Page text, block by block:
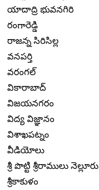
యాదాద్రి భువనగిరి
రంగారెడ్డి
రాజన్న సిరిసిల్ల
వనపర్తి
వరంగల్
వికారాబాద్
విజయనగరం
విద్య విజ్ఞానం
విశాఖపట్నం
వీడియోలు
శ్రీ పొట్టి శ్రీరాములు నెల్లూరు
శ్రీకాకుళం